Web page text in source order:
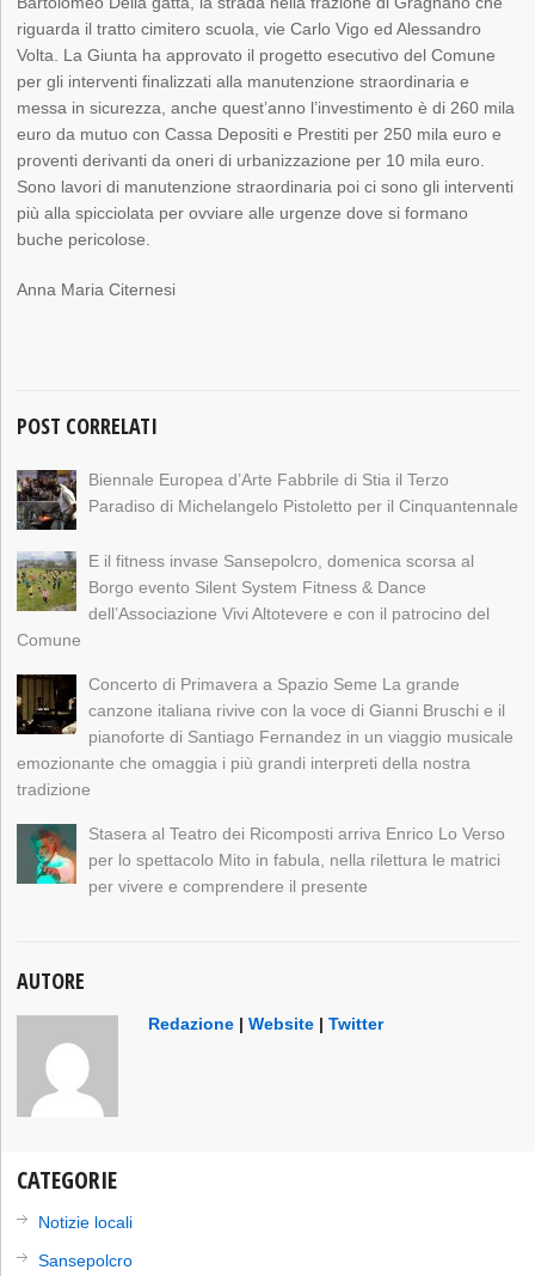
riguarda il tratto cimitero scuola, vie Carlo Vigo ed Alessandro
Volta. La Giunta ha approvato il progetto esecutivo del Comune
per gli interventi finalizzati alla manutenzione straordinaria e
messa in sicurezza, anche quest’anno l’investimento è di 260 mila
euro da mutuo con Cassa Depositi e Prestiti per 250 mila euro e
proventi derivanti da oneri di urbanizzazione per 10 mila euro.
Sono lavori di manutenzione straordinaria poi ci sono gli interventi
più alla spicciolata per ovviare alle urgenze dove si formano
buche pericolose.
Anna Maria Citernesi
POST CORRELATI
Biennale Europea d’Arte Fabbrile di Stia il Terzo
Paradiso di Michelangelo Pistoletto per il Cinquantennale
E il fitness invase Sansepolcro, domenica scorsa al
Borgo evento Silent System Fitness & Dance
dell’Associazione Vivi Altotevere e con il patrocino del
Comune
Concerto di Primavera a Spazio Seme La grande
canzone italiana rivive con la voce di Gianni Bruschi e il
pianoforte di Santiago Fernandez in un viaggio musicale
emozionante che omaggia i più grandi interpreti della nostra
tradizione
Stasera al Teatro dei Ricomposti arriva Enrico Lo Verso
per lo spettacolo Mito in fabula, nella rilettura le matrici
per vivere e comprendere il presente
AUTORE
Redazione |Website |Twitter
CATEGORIE
Notizie locali
Sansepolcro